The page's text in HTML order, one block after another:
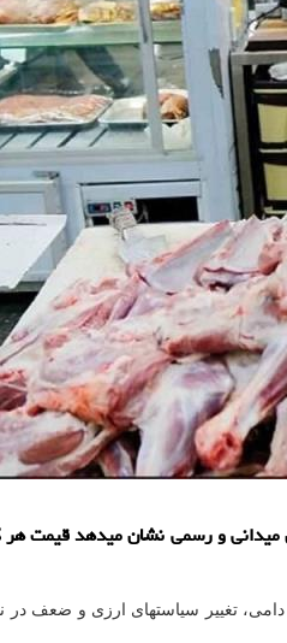
میدانی و رسمی نشان میدهد قیمت
تغییر سیاستهای ارزی و ضعف در